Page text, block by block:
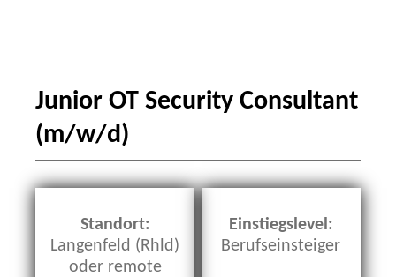
Junior OT Security Consultant
(m/w/d)
Standort:
Langenfeld (Rhld)
oder remote
Einstiegslevel:
Berufseinsteiger